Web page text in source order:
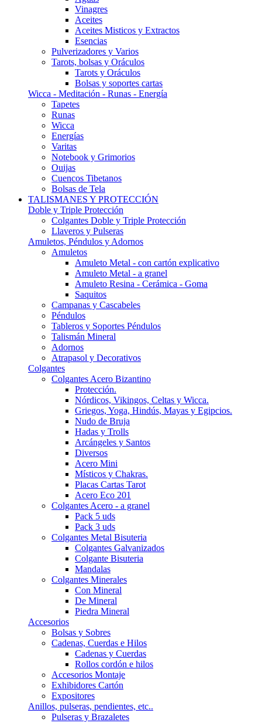
Vinagres
Aceites
Aceites Misticos y Extractos
Esencias
Pulverizadores y Varios
Tarots, bolsas y Oráculos
Tarots y Oráculos
Bolsas y soportes cartas
Wicca - Meditación - Runas - Energía
Tapetes
Runas
Wicca
Energías
Varitas
Notebook y Grimorios
Ouijas
Cuencos Tibetanos
Bolsas de Tela
TALISMANES Y PROTECCIÓN
Doble y Triple Protección
Colgantes Doble y Triple Protección
Llaveros y Pulseras
Amuletos, Péndulos y Adornos
Amuletos
Amuleto Metal - con cartón explicativo
Amuleto Metal - a granel
Amuleto Resina - Cerámica - Goma
Saquitos
Campanas y Cascabeles
Péndulos
Tableros y Soportes Péndulos
Talismán Mineral
Adornos
Atrapasol y Decorativos
Colgantes
Colgantes Acero Bizantino
Protección.
Nórdicos, Vikingos, Celtas y Wicca.
Griegos, Yoga, Hindús, Mayas y Egipcios.
Nudo de Bruja
Hadas y Trolls
Arcángeles y Santos
Diversos
Acero Mini
Místicos y Chakras.
Placas Cartas Tarot
Acero Eco 201
Colgantes Acero - a granel
Pack 5 uds
Pack 3 uds
Colgantes Metal Bisuteria
Colgantes Galvanizados
Colgante Bisuteria
Mandalas
Colgantes Minerales
Con Mineral
De Mineral
Piedra Mineral
Accesorios
Bolsas y Sobres
Cadenas, Cuerdas e Hilos
Cadenas y Cuerdas
Rollos cordón e hilos
Accesorios Montaje
Exhibidores Cartón
Expositores
Anillos, pulseras, pendientes, etc..
Pulseras y Brazaletes